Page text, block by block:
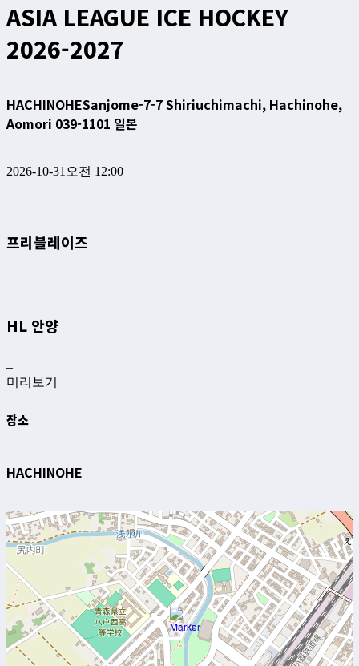
ASIA LEAGUE ICE HOCKEY
2026-2027
HACHINOHESanjome-7-7 Shiriuchimachi, Hachinohe,
Aomori 039-1101 일본
2026-10-31 오전 12:00
프리블레이즈
HL 안양
–
미리보기
장소
HACHINOHE